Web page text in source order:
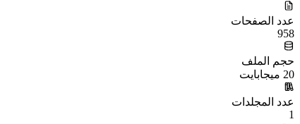
عدد الصفحات
958
حجم الملف
20 ميجابايت
عدد المجلدات
1